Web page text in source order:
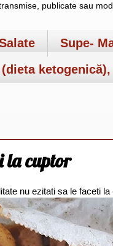
publicate sau
Supe-
la cuptor
nu ezitati sa le faceti la